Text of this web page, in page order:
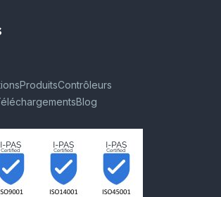
ProduitsContrôleurs
Blog